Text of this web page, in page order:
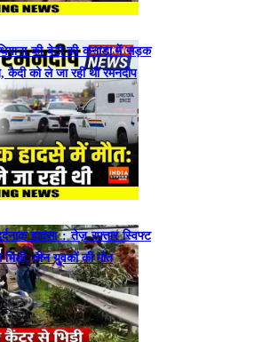
की बेटी की कनाडा में सड़क
कैदी को ले जा रही थीं रमनदीप
हादसा : तेज़ रफ़्तार स्विफ्ट
तीन युवकों की मौत